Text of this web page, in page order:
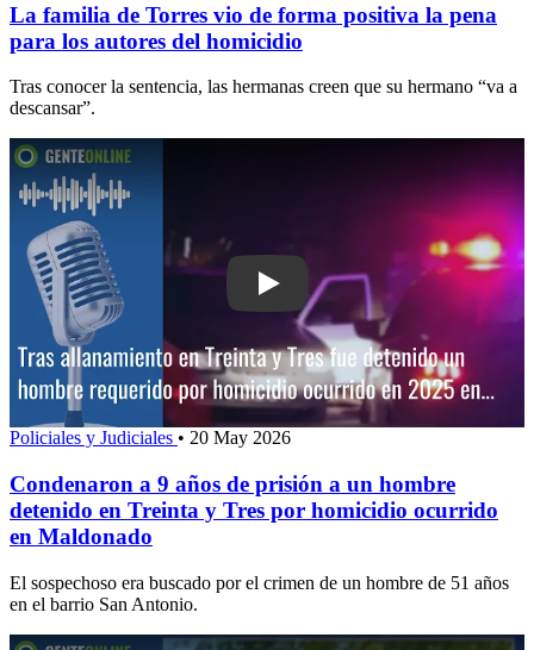
La familia de Torres vio de forma positiva la pena
para los autores del homicidio
Tras conocer la sentencia, las hermanas creen que su hermano “va a
descansar”.
Play: Condenaron a 9 años de prisión
Policiales y Judiciales • 20 May 2026
Condenaron a 9 años de prisión a un hombre
detenido en Treinta y Tres por homicidio ocurrido
en Maldonado
El sospechoso era buscado por el crimen de un hombre de 51 años
en el barrio San Antonio.